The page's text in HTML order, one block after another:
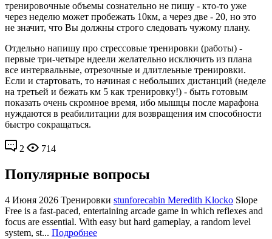
тренировочные объемы сознательно не пишу - кто-то уже
через неделю может пробежать 10км, а через две - 20, но это
не значит, что Вы должны строго следовать чужому плану.
Отдельно напишу про стрессовые тренировки (работы) -
первые три-четыре ндеели желательно исключить из плана
все интервальные, отрезочные и длитлеьные тренировки.
Если и стартовать, то начиная с небольших дистанций (неделе
на третьей и бежать км 5 как тренировку!) - быть готовым
показать очень скромное время, ибо мышцы после марафона
нуждаются в реабилитации для возвращения им способности
быстро сокращаться.
2 714
Популярные вопросы
4 Июня 2026 Тренировки stunforecabin Meredith Klocko Slope
Free is a fast-paced, entertaining arcade game in which reflexes and
focus are essential. With easy but hard gameplay, a random level
system, st... Подробнее